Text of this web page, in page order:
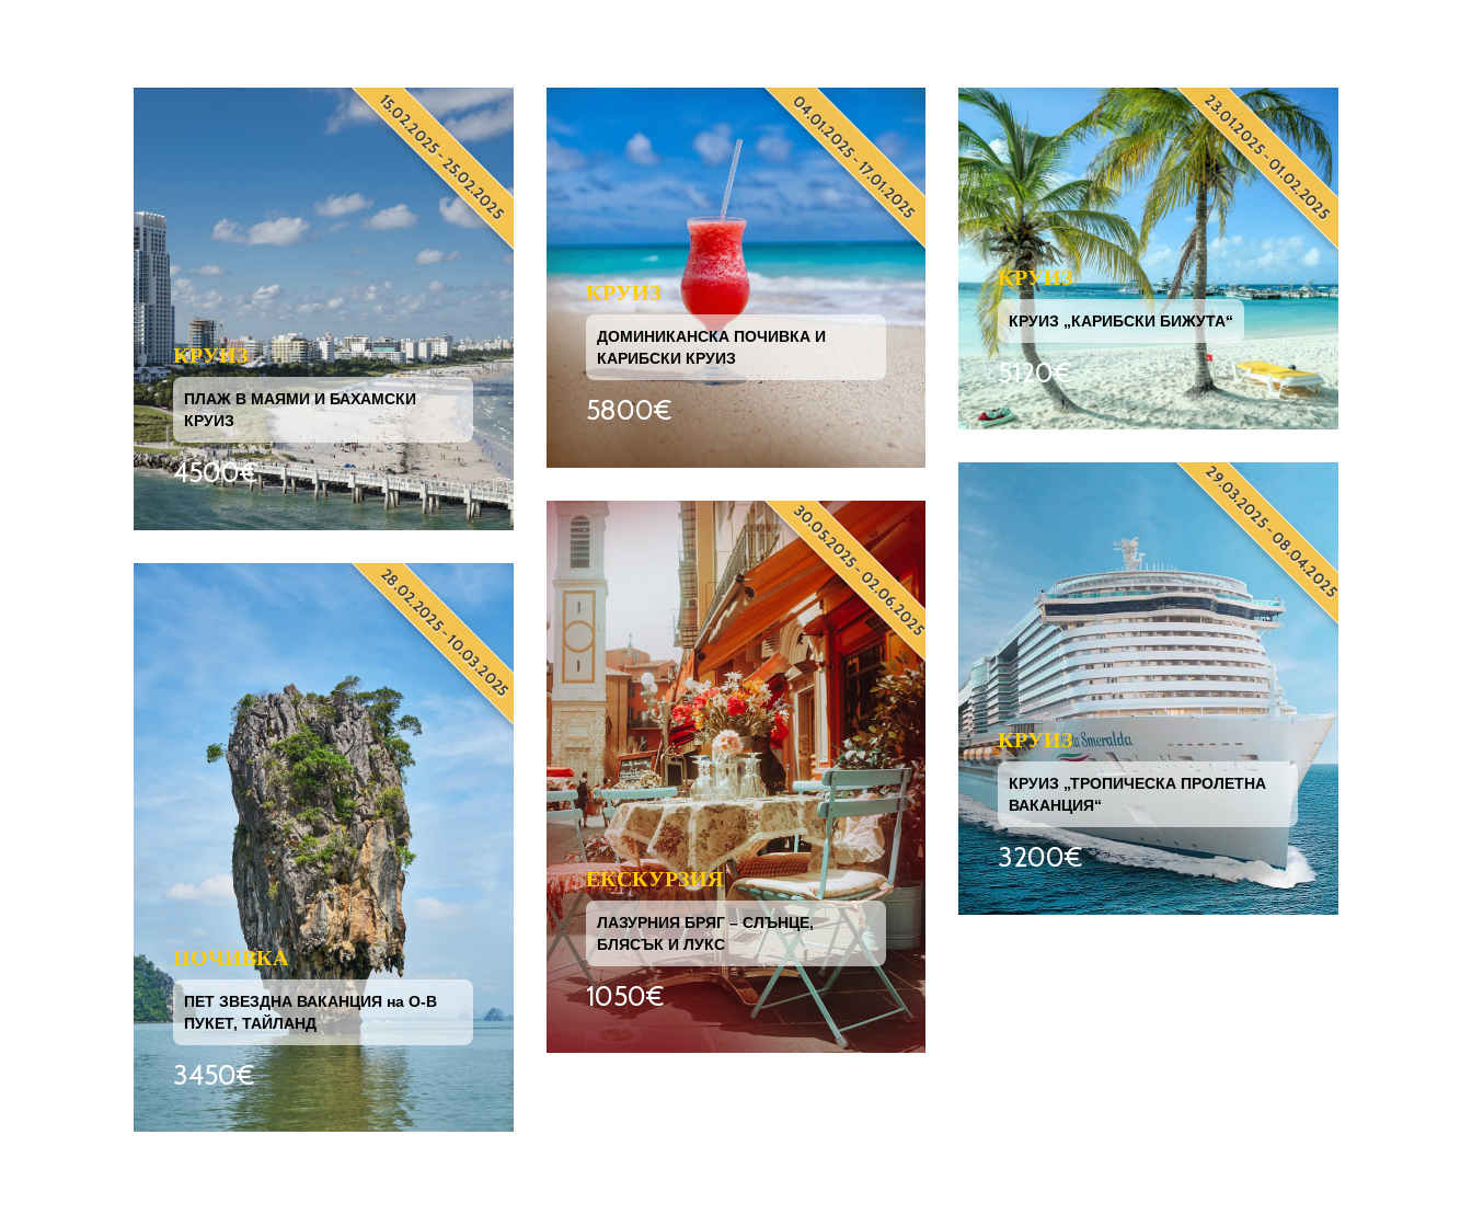
КРУИЗ
15.02.2025 - 25.02.2025
ПЛАЖ В МАЯМИ И БАХАМСКИ
КРУИЗ
4500€
КРУИЗ
04.01.2025 - 17.01.2025
ДОМИНИКАНСКА ПОЧИВКА И
КАРИБСКИ КРУИЗ
5800€
КРУИЗ
23.01.2025 - 01.02.2025
КРУИЗ „КАРИБСКИ БИЖУТА“
5120€
КРУИЗ
29.03.2025 - 08.04.2025
КРУИЗ „ТРОПИЧЕСКА ПРОЛЕТНА
ВАКАНЦИЯ“
3200€
ЕКСКУРЗИЯ
30.05.2025 - 02.06.2025
ЛАЗУРНИЯ БРЯГ – СЛЪНЦЕ,
БЛЯСЪК И ЛУКС
1050€
ПОЧИВКА
28.02.2025 - 10.03.2025
ПЕТ ЗВЕЗДНА ВАКАНЦИЯ на О-В
ПУКЕТ, ТАЙЛАНД
3450€